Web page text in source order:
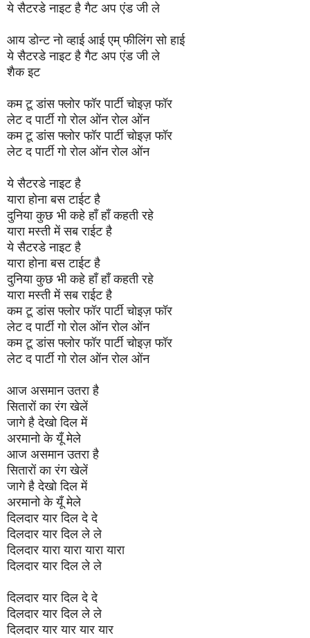
ये सैटरडे नाइट है गैट अप एंड जी ले
आय डोन्ट नो व्हाई आई एम् फीलिंग सो हाई
ये सैटरडे नाइट है गैट अप एंड जी ले
शैक इट
कम टू डांस फ्लोर फॉर पार्टी चोइज़ फॉर
लेट द पार्टी गो रोल ओंन रोल ओंन
कम टू डांस फ्लोर फॉर पार्टी चोइज़ फॉर
लेट द पार्टी गो रोल ओंन रोल ओंन
ये सैटरडे नाइट है
यारा होना बस टाईट है
दुनिया कुछ भी कहे हाँ हाँ कहती रहे
यारा मस्ती में सब राईट है
ये सैटरडे नाइट है
यारा होना बस टाईट है
दुनिया कुछ भी कहे हाँ हाँ कहती रहे
यारा मस्ती में सब राईट है
कम टू डांस फ्लोर फॉर पार्टी चोइज़ फॉर
लेट द पार्टी गो रोल ओंन रोल ओंन
कम टू डांस फ्लोर फॉर पार्टी चोइज़ फॉर
लेट द पार्टी गो रोल ओंन रोल ओंन
आज असमान उतरा है
सितारों का रंग खेलें
जागे है देखो दिल में
अरमानो के यूँ मेले
आज असमान उतरा है
सितारों का रंग खेलें
जागे है देखो दिल में
अरमानो के यूँ मेले
दिलदार यार दिल दे दे
दिलदार यार दिल ले ले
दिलदार यारा यारा यारा यारा
दिलदार यार दिल ले ले
दिलदार यार दिल दे दे
दिलदार यार दिल ले ले
दिलदार यार यार यार यार